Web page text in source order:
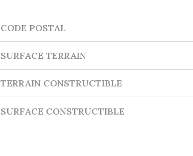
Caractérisque Valeurs
CODE POSTAL
SURFACE TERRAIN
TERRAIN CONSTRUCTIBLE
SURFACE CONSTRUCTIBLE